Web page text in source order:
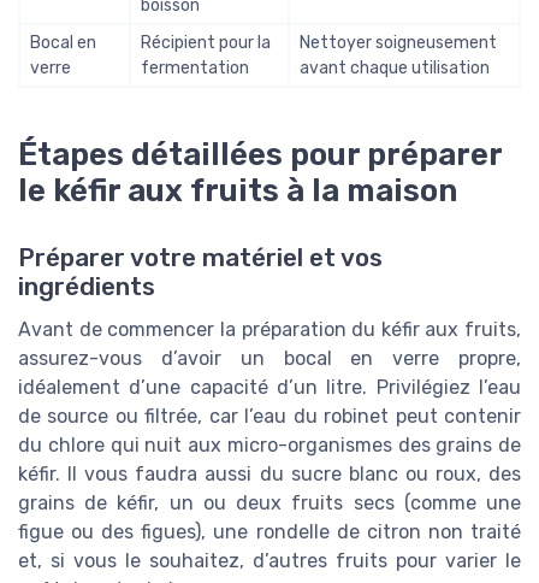
boisson
Bocal en
verre
Récipient pour la
fermentation
Nettoyer soigneusement
avant chaque utilisation
Étapes détaillées pour préparer
le kéfir aux fruits à la maison
Préparer votre matériel et vos
ingrédients
Avant de commencer la préparation du kéfir aux fruits,
assurez-vous d’avoir un bocal en verre propre,
idéalement d’une capacité d’un litre. Privilégiez l’eau
de source ou filtrée, car l’eau du robinet peut contenir
du chlore qui nuit aux micro-organismes des grains de
kéfir. Il vous faudra aussi du sucre blanc ou roux, des
grains de kéfir, un ou deux fruits secs (comme une
figue ou des figues), une rondelle de citron non traité
et, si vous le souhaitez, d’autres fruits pour varier le